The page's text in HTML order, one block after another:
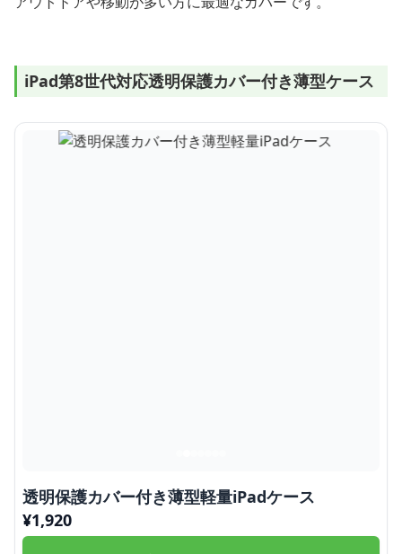
iPad第8世代対応透明保護カバー付き薄型ケース
透明保護カバー付き薄型軽量iPadケース
¥1,920